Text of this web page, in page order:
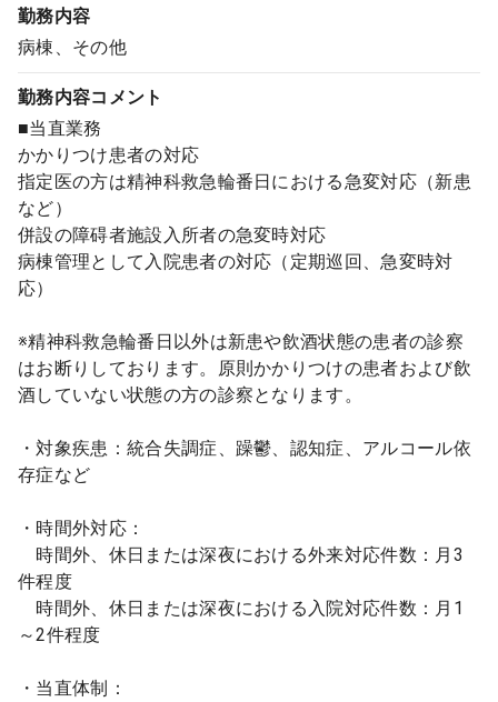
勤務内容
病棟、その他
勤務内容コメント
■当直業務
かかりつけ患者の対応
指定医の方は精神科救急輪番日における急変対応（新患
など）
併設の障碍者施設入所者の急変時対応
病棟管理として入院患者の対応（定期巡回、急変時対
応）
※精神科救急輪番日以外は新患や飲酒状態の患者の診察
はお断りしております。原則かかりつけの患者および飲
酒していない状態の方の診察となります。
・対象疾患：統合失調症、躁鬱、認知症、アルコール依
存症など
・時間外対応：
時間外、休日または深夜における外来対応件数：月3
件程度
時間外、休日または深夜における入院対応件数：月1
～2件程度
・当直体制：